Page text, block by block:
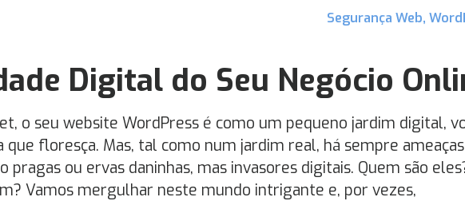
Segurança Web,
Digital do Seu Negócio
o seu website WordPress é como um pequeno jardim digital,
floresça. Mas, tal como num jardim real, há sempre
pragas ou ervas daninhas, mas invasores digitais. Quem são
Vamos mergulhar neste mundo intrigante e, por vezes,